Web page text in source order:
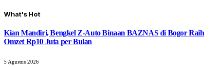
What's Hot
Kian Mandiri, Bengkel Z-Auto Binaan BAZNAS di Bogor Raih
Omzet Rp10 Juta per Bulan
5 Agustus 2026